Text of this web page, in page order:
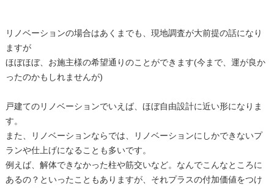
リノベーションの場合はあくまでも、現地調査が大前提の話になり
ますが
ほぼほぼ、お施主様の希望通りのことができます(今まで、運が良か
ったのかもしれませんが)
戸建てのリノベーションでいえば、ほぼ自由設計に近い形になりま
す。
また、リノベーションならでは、リノベーションにしかできないプ
ランや仕上げになることも多いです。
例えば、解体できなかった柱や筋交いなど。なんでこんなところに
あるの？といったこともありますが、それプラスの付加価値をつけ